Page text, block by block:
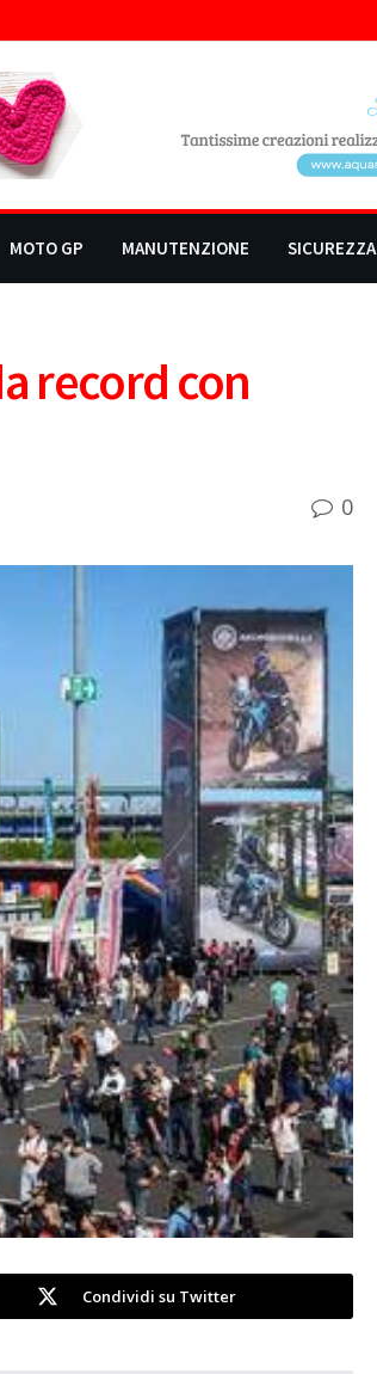
MOTO GP MANUTENZIONE SICUREZZA
record con
0
Condividi su Twitter